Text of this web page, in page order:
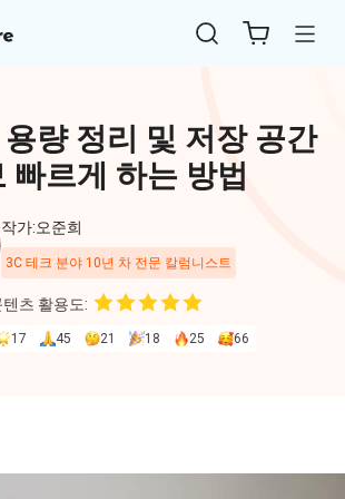
량 정리 및 저장 공간
빠르게 하는 방법
작가:오준희
3C 테크 분야 10년 차 전문 칼럼니스트
텐츠 활용도:
17 45 21 18 25 66